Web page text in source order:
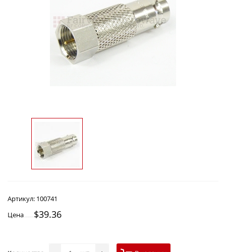
Артикул: 100741
Цена
$39.36